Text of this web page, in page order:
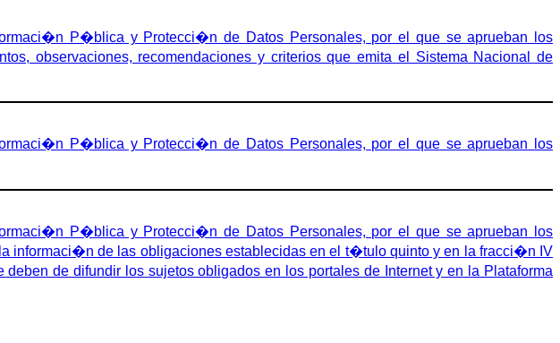
P�blica y Protecci�n de Datos Personales, por el que se aprueban los
observaciones, recomendaciones y criterios que emita el Sistema Nacional de
P�blica y Protecci�n de Datos Personales, por el que se aprueban los
P�blica y Protecci�n de Datos Personales, por el que se aprueban los
de las obligaciones establecidas en el t�tulo quinto y en la fracci�n IV
de difundir los sujetos obligados en los portales de Internet y en la Plataforma